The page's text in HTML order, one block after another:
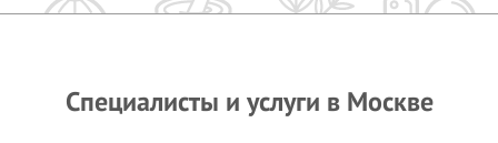
Специалисты и услуги в Москве